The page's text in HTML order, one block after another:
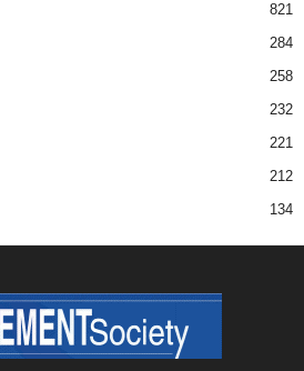
821
284
258
232
221
212
134